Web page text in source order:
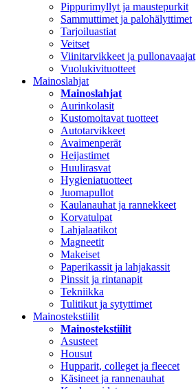
Pippurimyllyt ja maustepurkit
Sammuttimet ja palohälyttimet
Tarjoiluastiat
Veitset
Viinitarvikkeet ja pullonavaajat
Vuolukivituotteet
Mainoslahjat
Mainoslahjat
Aurinkolasit
Kustomoitavat tuotteet
Autotarvikkeet
Avaimenperät
Heijastimet
Huulirasvat
Hygieniatuotteet
Juomapullot
Kaulanauhat ja rannekkeet
Korvatulpat
Lahjalaatikot
Magneetit
Makeiset
Paperikassit ja lahjakassit
Pinssit ja rintanapit
Tekniikka
Tulitikut ja sytyttimet
Mainostekstiilit
Mainostekstiilit
Asusteet
Housut
Hupparit, colleget ja fleecet
Käsineet ja rannenauhat